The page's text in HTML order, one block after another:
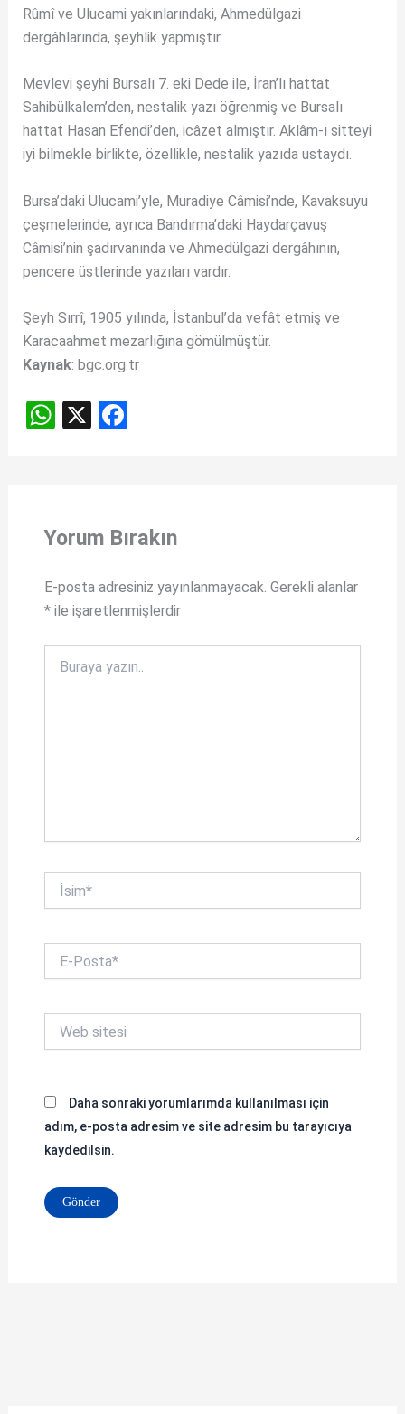
Rûmî ve Ulucami yakınlarındaki, Ahmedülgazi
dergâhlarında, şeyhlik yapmıştır.
Mevlevi şeyhi Bursalı 7. eki Dede ile, İran’lı hattat
Sahibülkalem’den, nestalik yazı öğrenmiş ve Bursalı
hattat Hasan Efendi’den, icâzet almıştır. Aklâm-ı sitteyi
iyi bilmekle birlikte, özellikle, nestalik yazıda ustaydı.
Bursa’daki Ulucami’yle, Muradiye Câmisi’nde, Kavaksuyu
çeşmelerinde, ayrıca Bandırma’daki Haydarçavuş
Câmisi’nin şadırvanında ve Ahmedülgazi dergâhının,
pencere üstlerinde yazıları vardır.
Şeyh Sırrî, 1905 yılında, İstanbul’da vefât etmiş ve
Karacaahmet mezarlığına gömülmüştür.
Kaynak: bgc.org.tr
W
A
p
X F
o
k
Yorum Bırakın
E-posta adresiniz yayınlanmayacak. Gerekli alanlar
*ile işaretlenmişlerdir
yazın..
İsim*
Posta*
sitesi
Daha sonraki yorumlarımda kullanılması için
adım, e-posta adresim ve site adresim bu tarayıcıya
kaydedilsin.